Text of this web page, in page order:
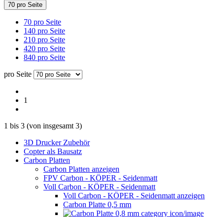
70 pro Seite
70 pro Seite
140 pro Seite
210 pro Seite
420 pro Seite
840 pro Seite
pro Seite
1
1 bis 3 (von insgesamt 3)
3D Drucker Zubehör
Copter als Bausatz
Carbon Platten
Carbon Platten anzeigen
FPV Carbon - KÖPER - Seidenmatt
Voll Carbon - KÖPER - Seidenmatt
Voll Carbon - KÖPER - Seidenmatt anzeigen
Carbon Platte 0,5 mm